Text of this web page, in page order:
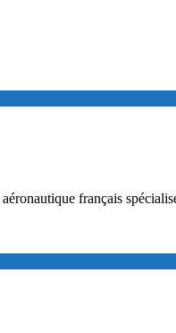
français